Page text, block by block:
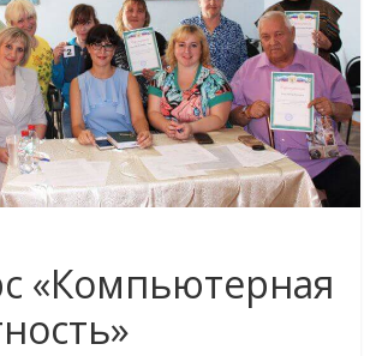
«Компьютерная